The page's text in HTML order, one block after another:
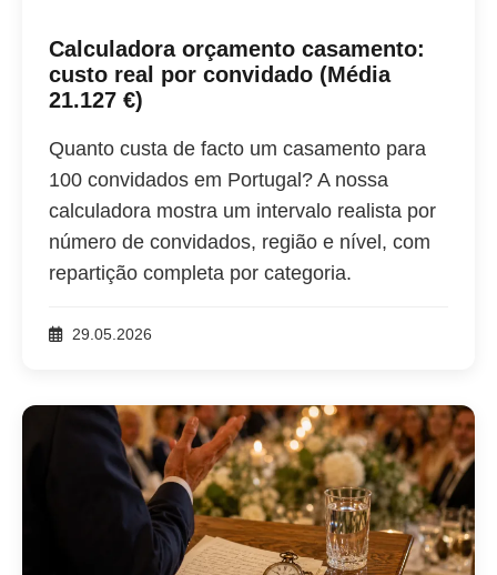
Calculadora orçamento casamento:
custo real por convidado (Média
21.127 €)
Quanto custa de facto um casamento para
100 convidados em Portugal? A nossa
calculadora mostra um intervalo realista por
número de convidados, região e nível, com
repartição completa por categoria.
29.05.2026